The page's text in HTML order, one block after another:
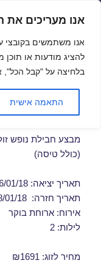
אנו מעריכים את
אנו משתמשים בקובצי
להציג מודעות או
בלחיצה על "קבל הכל",
התאמה אישית
חבילות
26/01/2018
מבצע חבילת נופש
(כולל טיסה)
תאריך יציאה: 26/01/18
תאריך חזרה: 28/01/18
אירוח: ארוחת בוקר
לילות: 2
מחיר לזוג: ₪1691